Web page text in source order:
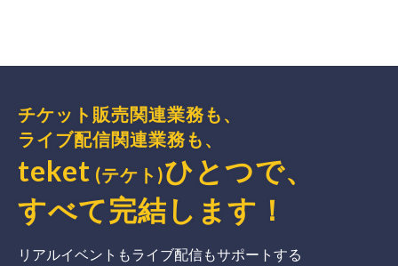
チケット販売関連業務も、
ライブ配信関連業務も、
teket (テケト)ひとつで、
すべて完結 します ！
リアルイベントもライブ配信もサポートする